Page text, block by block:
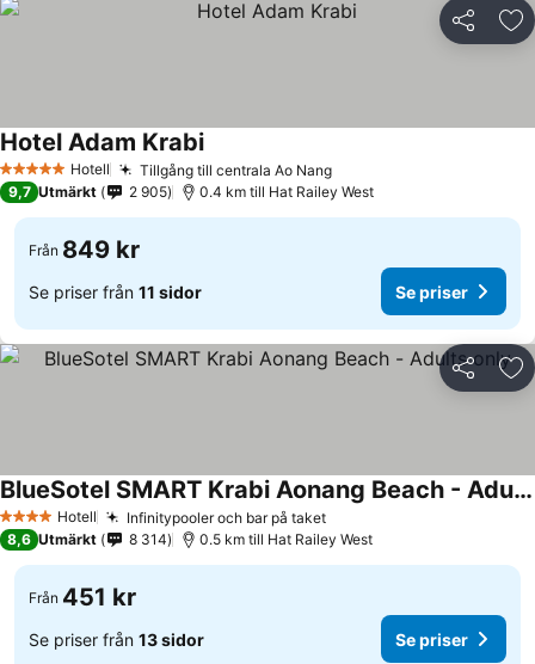
Dela
5 Stjärnor Hotell Tillgång till centrala Ao NangSe priser
Hotel Adam KrabiSe priser
9,7 Utmärkt 2 905 0.4 km till Hat Railey West
Från 849 kr
Se priser från 11 sidor Se priser
Dela
4 StjärnorHotell Infinitypooler och bar på taketSe priser
BlueSotel SMART Krabi Aonang Beach - Adults only
Se priser
8,6 Utmärkt 8 314 0.5 km till Hat Railey West
Från 451 kr
Se priser från 13 sidor Se priser